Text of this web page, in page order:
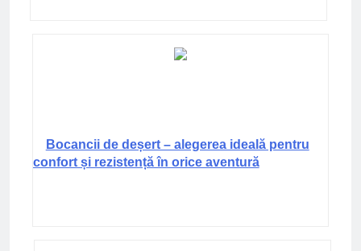
Bocancii de deșert – alegerea ideală pentru
confort și rezistență în orice aventură